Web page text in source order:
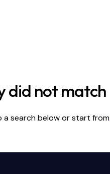
did not match
a search below or start from